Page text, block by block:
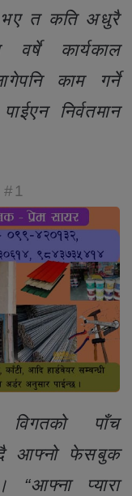
त कति अधुरै
कार्यकाल
काम गर्ने
निर्वतमान
विगतको पाँच
आफ्नो फेसबुक
प्यारा